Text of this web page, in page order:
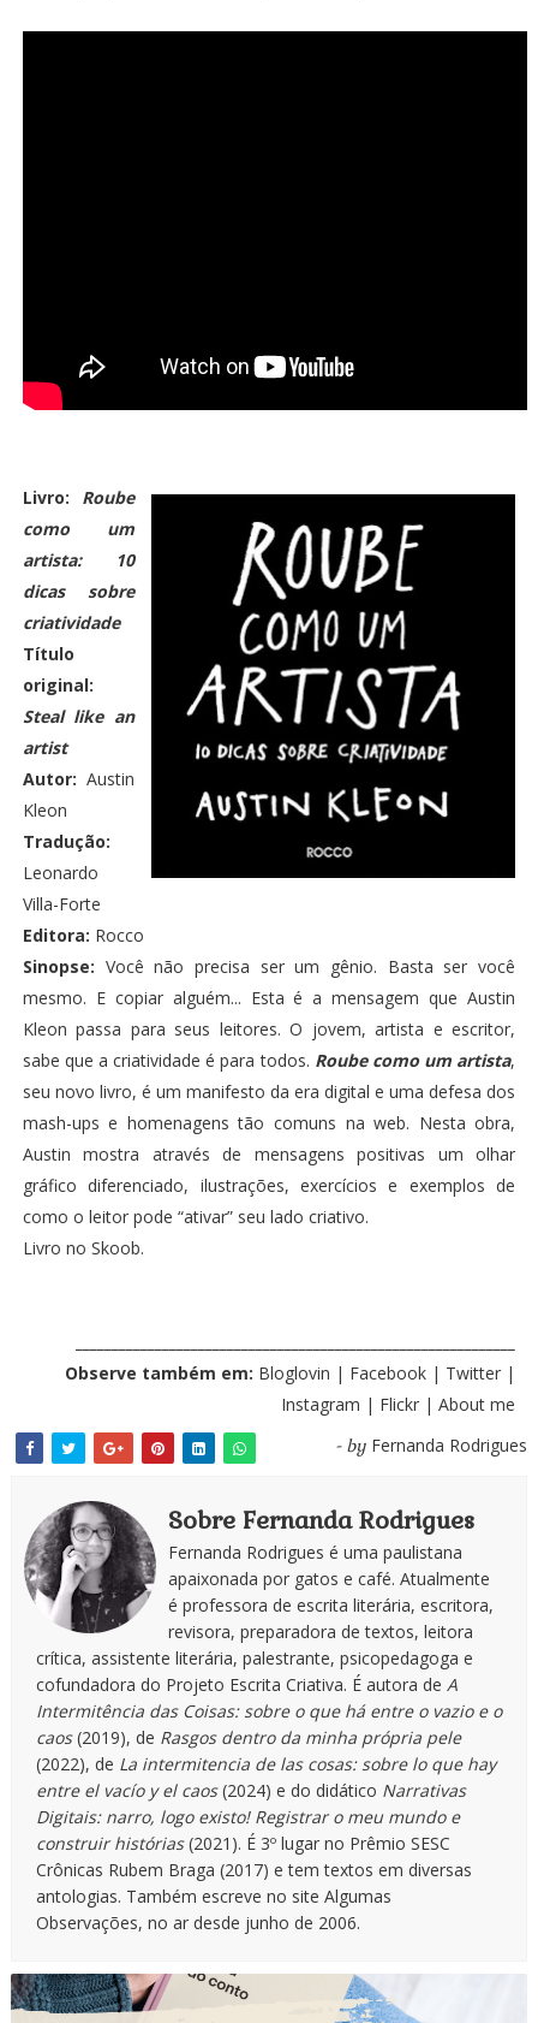
Livro: Roube
como um
artista: 10
dicas sobre
criatividade
Título
original:
Steal like an
artist
Autor: Austin
Kleon
Tradução:
Leonardo
Villa-Forte
Editora: Rocco
Sinopse: Você não precisa ser um gênio. Basta ser você
mesmo. E copiar alguém... Esta é a mensagem que Austin
Kleon passa para seus leitores. O jovem, artista e escritor,
sabe que a criatividade é para todos. Roube como um artista,
seu novo livro, é um manifesto da era digital e uma defesa dos
mash-ups e homenagens tão comuns na web. Nesta obra,
Austin mostra através de mensagens positivas um olhar
gráfico diferenciado, ilustrações, exercícios e exemplos de
como o leitor pode “ativar” seu lado criativo.
Livro no Skoob.
Observe também em: Bloglovin | Facebook | Twitter |
Instagram | Flickr |About me
- by Fernanda Rodrigues
Sobre Fernanda Rodrigues
Fernanda Rodrigues é uma paulistana
apaixonada por gatos e café. Atualmente
é professora de escrita literária, escritora,
revisora, preparadora de textos, leitora
crítica, assistente literária, palestrante, psicopedagoga e
cofundadora do Projeto Escrita Criativa. É autora de A
Intermitência das Coisas: sobre o que há entre o vazio e o
caos(2019), de Rasgos dentro da minha própria pele
(2022), de La intermitencia de las cosas: sobre lo que hay
entre el vacío y el caos(2024) e do didático Narrativas
Digitais: narro, logo existo! Registrar o meu mundo e
construir histórias(2021). É 3º lugar no Prêmio SESC
Crônicas Rubem Braga (2017) e tem textos em diversas
antologias. Também escreve no site Algumas
Observações, no ar desde junho de 2006.